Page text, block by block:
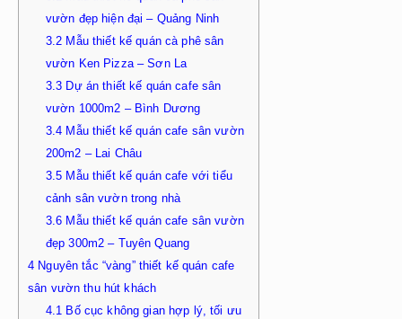
vườn đẹp hiện đại – Quảng Ninh
3.2 Mẫu thiết kế quán cà phê sân
vườn Ken Pizza – Sơn La
3.3 Dự án thiết kế quán cafe sân
vườn 1000m2 – Bình Dương
3.4 Mẫu thiết kế quán cafe sân vườn
200m2 – Lai Châu
3.5 Mẫu thiết kế quán cafe với tiểu
cảnh sân vườn trong nhà
3.6 Mẫu thiết kế quán cafe sân vườn
đẹp 300m2 – Tuyên Quang
4 Nguyên tắc “vàng” thiết kế quán cafe
sân vườn thu hút khách
4.1 Bố cục không gian hợp lý, tối ưu